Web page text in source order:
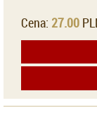
Cena: 27.00